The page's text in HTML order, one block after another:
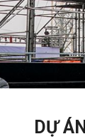
DỰ ÁN